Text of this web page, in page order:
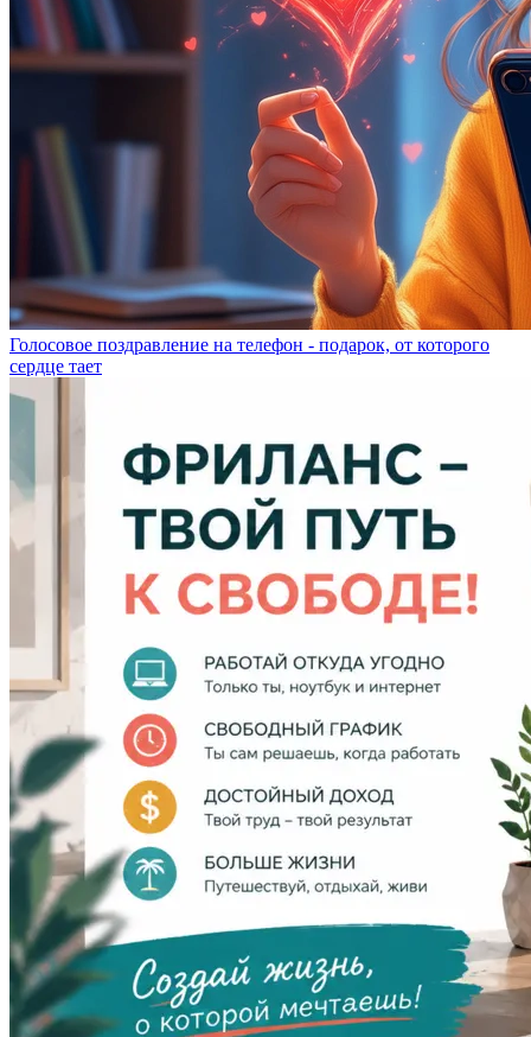
Голосовое поздравление на телефон - подарок, от которого
сердце тает